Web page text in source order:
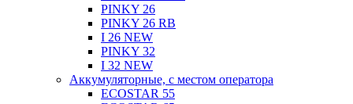
PINKY 26
PINKY 26 RB
I 26 NEW
PINKY 32
I 32 NEW
Аккумуляторные, с местом оператора
ECOSTAR 55